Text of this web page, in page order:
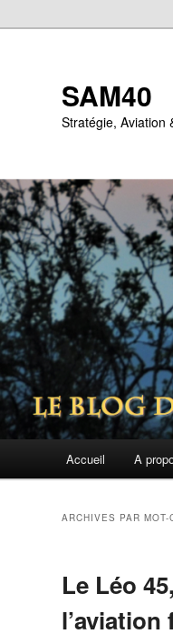
SAM40
Stratégie, Aviation
Accueil A
ARCHIVES PAR MOT-
Le Léo
l’aviation